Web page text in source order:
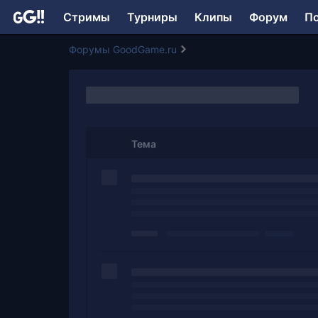
Стримы Турниры Клипы Форум
Форумы GoodGame.ru
Тема